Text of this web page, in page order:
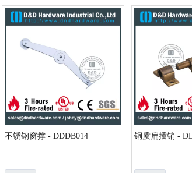
不锈钢窗撑 - DDDB014 铜质扁插销 -